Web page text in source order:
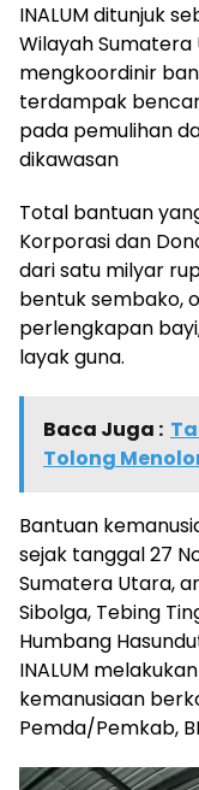
INALUM ditunjuk
Wilayah
mengkoordinir
terdampak
pada pemulihan
dikawasan
Total bantuan
Korporasi dan
dari satu milyar
bentuk sembako,
perlengkapan
layak guna.
Baca Juga :
Tolong
Bantuan
sejak tanggal 27
Sumatera Utara,
Sibolga, Tebing
Humbang
INALUM
kemanusiaan
Pemda/Pemkab,